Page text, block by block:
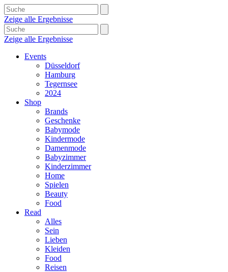
Zeige alle Ergebnisse
Zeige alle Ergebnisse
Events
Düsseldorf
Hamburg
Tegernsee
2024
Shop
Brands
Geschenke
Babymode
Kindermode
Damenmode
Babyzimmer
Kinderzimmer
Home
Spielen
Beauty
Food
Read
Alles
Sein
Lieben
Kleiden
Food
Reisen